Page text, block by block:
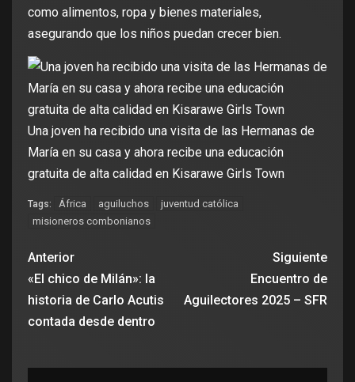
como alimentos, ropa y bienes materiales,
asegurando que los niños puedan crecer bien.
Una joven ha recibido una visita de las Hermanas de
María en su casa y ahora recibe una educación
gratuita de alta calidad en Kisarawe Girls Town
Tags: África aguiluchos
juventud católica
misioneros combonianos
Anterior
«El chico de Milán»: la
historia de Carlo Acutis
contada desde dentro
Siguiente
Encuentro de
Aguilectores 2025 – SFR